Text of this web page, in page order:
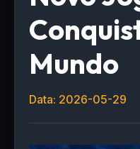
Mundo
Data: 2026-05-29